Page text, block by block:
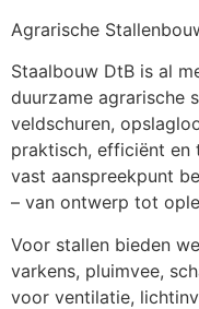
Agrarische
Staalbouw DtB is al
duurzame agrarische
veldschuren,
praktisch, efficiënt en
vast aanspreekpunt
– van ontwerp tot
Voor stallen bieden
varkens, pluimvee,
voor ventilatie,